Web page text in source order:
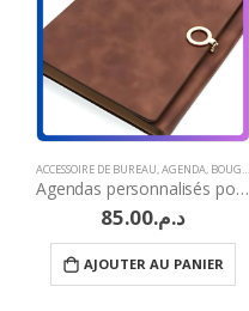
ACCESSOIRE DE BUREAU,AGENDA, BOUGIES
Agendas personnalisés pour entreprises
د.م.85.00
AJOUTER AU PANIER